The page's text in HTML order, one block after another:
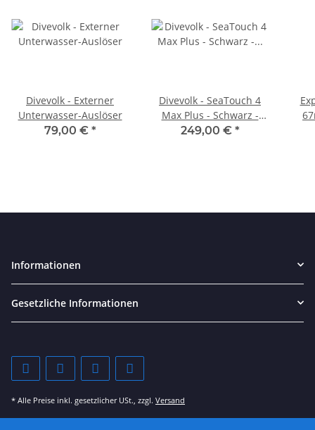
Divevolk - Externer
Unterwasser-Auslöser
79,00 € *
Divevolk - SeaTouch 4
Max Plus - Schwarz -
Smartphonegehäuse
249,00 € *
Informationen
Gesetzliche Informationen
* Alle Preise inkl. gesetzlicher USt., zzgl. Versand